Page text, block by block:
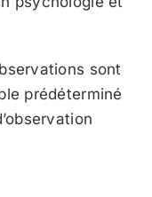
sont
prédéterminé